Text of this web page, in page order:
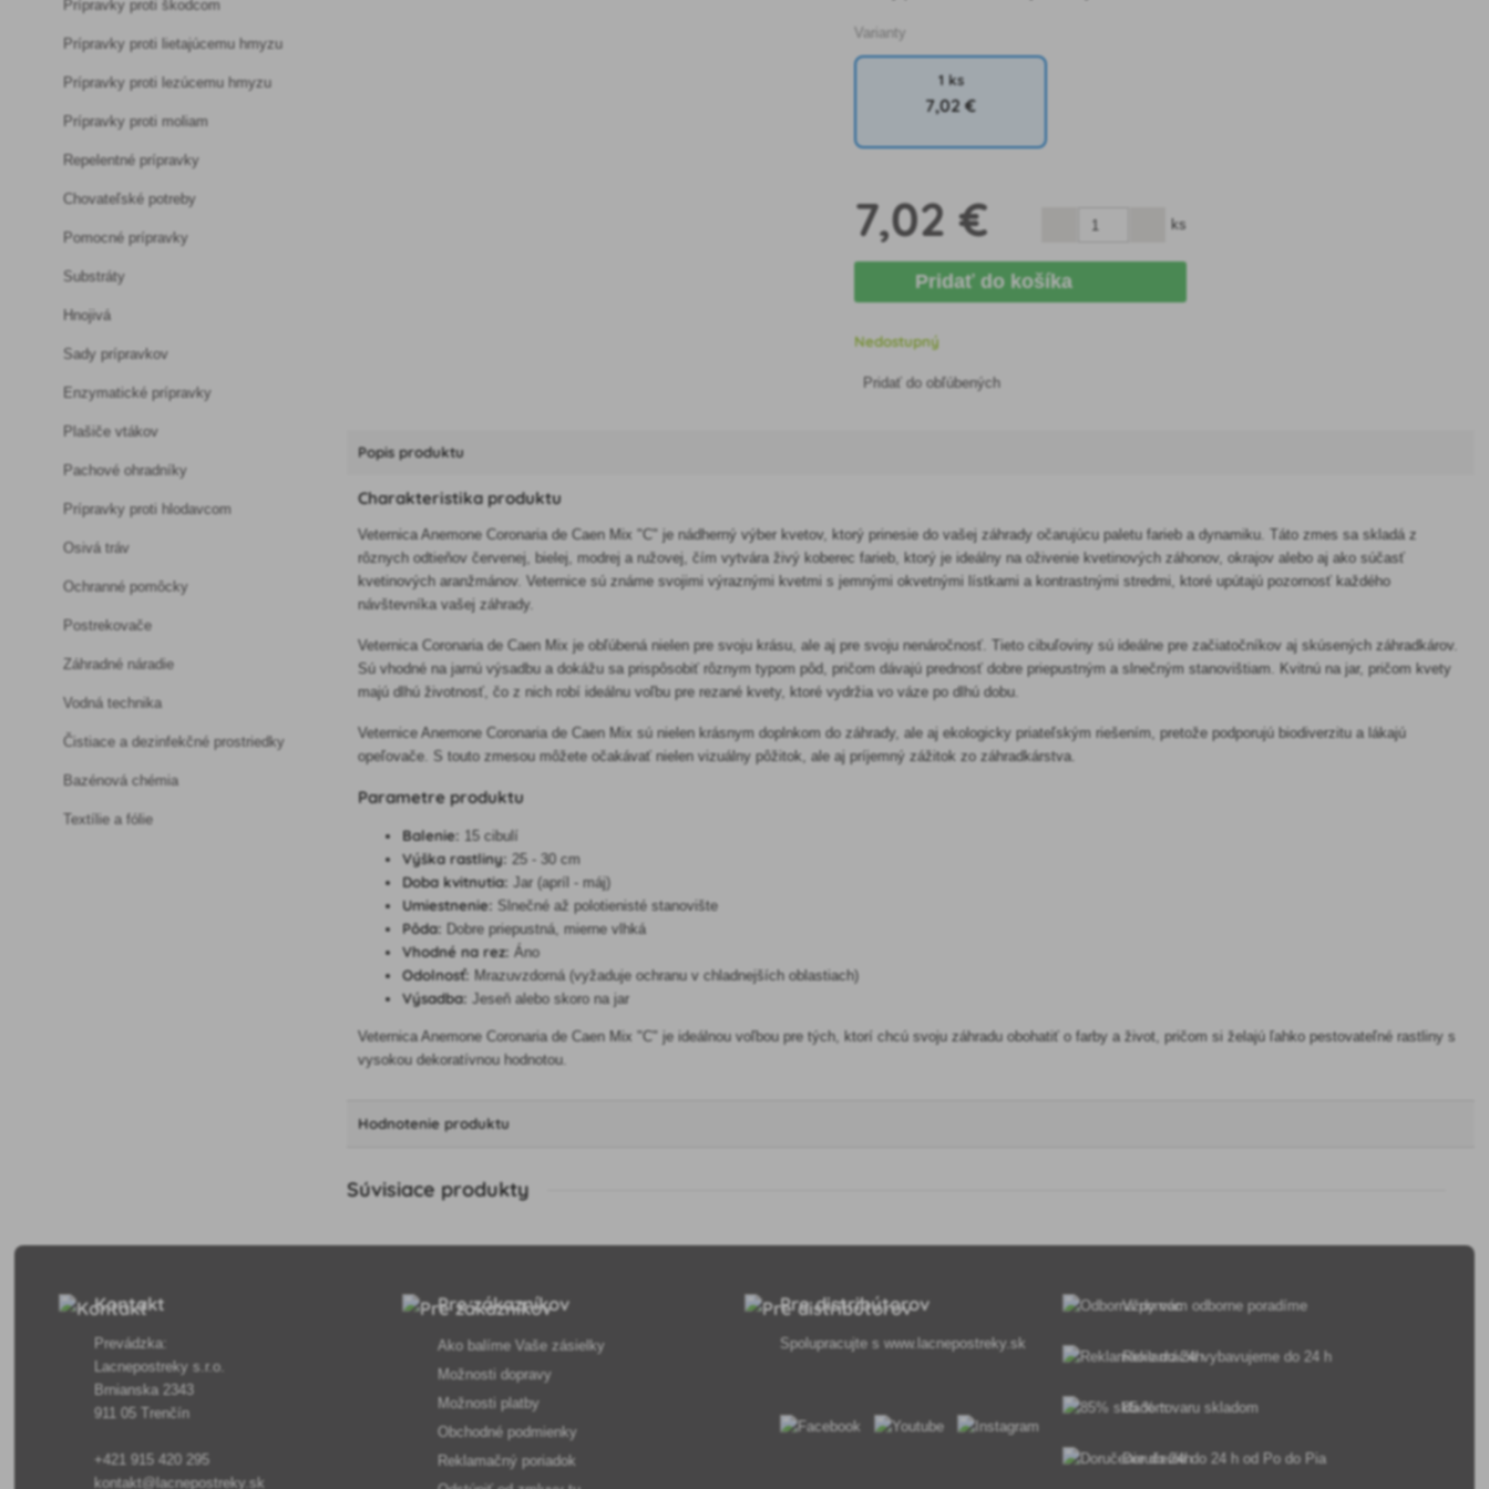
Prípravky proti škodcom
Prípravky proti lietajúcemu hmyzu
Prípravky proti lezúcemu hmyzu
Prípravky proti moliam
Repelentné prípravky
Chovateľské potreby
Pomocné prípravky
Substráty
Hnojivá
Sady prípravkov
Enzymatické prípravky
Plašiče vtákov
Pachové ohradníky
Prípravky proti hlodavcom
Osivá tráv
Ochranné pomôcky
Postrekovače
Záhradné náradie
Vodná technika
Čistiace a dezinfekčné prostriedky
Bazénová chémia
Textílie a fólie
Varianty
1 ks
7,02 €
7,02 € ks
Pridať do košíka
Nedostupný
Pridať do obľúbených
Popis produktu
Charakteristika produktu
Veternica Anemone Coronaria de Caen Mix "C" je nádherný výber kvetov, ktorý prinesie do vašej záhrady očarujúcu paletu farieb a dynamiku. Táto zmes sa skladá z
rôznych odtieňov červenej, bielej, modrej a ružovej, čím vytvára živý koberec farieb, ktorý je ideálny na oživenie kvetinových záhonov, okrajov alebo aj ako súčasť
kvetinových aranžmánov. Veternice sú známe svojimi výraznými kvetmi s jemnými okvetnými lístkami a kontrastnými stredmi, ktoré upútajú pozornosť každého
návštevníka vašej záhrady.
Veternica Coronaria de Caen Mix je obľúbená nielen pre svoju krásu, ale aj pre svoju nenáročnosť. Tieto cibuľoviny sú ideálne pre začiatočníkov aj skúsených záhradkárov.
Sú vhodné na jarnú výsadbu a dokážu sa prispôsobiť rôznym typom pôd, pričom dávajú prednosť dobre priepustným a slnečným stanovištiam. Kvitnú na jar, pričom kvety
majú dlhú životnosť, čo z nich robí ideálnu voľbu pre rezané kvety, ktoré vydržia vo váze po dlhú dobu.
Veternice Anemone Coronaria de Caen Mix sú nielen krásnym doplnkom do záhrady, ale aj ekologicky priateľským riešením, pretože podporujú biodiverzitu a lákajú
opeľovače. S touto zmesou môžete očakávať nielen vizuálny pôžitok, ale aj príjemný zážitok zo záhradkárstva.
Parametre produktu
Balenie: 15 cibulí
Výška rastliny: 25 - 30 cm
Doba kvitnutia: Jar (apríl - máj)
Umiestnenie: Slnečné až polotienisté stanovište
Pôda: Dobre priepustná, mierne vlhká
Vhodné na rez: Áno
Odolnosť: Mrazuvzdorná (vyžaduje ochranu v chladnejších oblastiach)
Výsadba: Jeseň alebo skoro na jar
Veternica Anemone Coronaria de Caen Mix "C" je ideálnou voľbou pre tých, ktorí chcú svoju záhradu obohatiť o farby a život, pričom si želajú ľahko pestovateľné rastliny s
vysokou dekoratívnou hodnotou.
Hodnotenie produktu
Súvisiace produkty
Kontakt
Prevádzka:
Lacnepostreky s.r.o.
Brnianska 2343
911 05 Trenčín
+421 915 420 295
kontakt@lacnepostreky.sk
Pre zákazníkov
Ako balíme Vaše zásielky
Možnosti dopravy
Možnosti platby
Obchodné podmienky
Reklamačný poriadok
Pre distribútorov
Spolupracujte swww.lacnepostreky.sk
Vždy vám odborne poradíme
Reklamácie vybavujeme do 24 h
85 % tovaru skladom
Doručenie do 24 h od Po do Pia